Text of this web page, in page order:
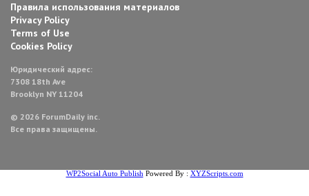
Правила использования материалов
Privacy Policy
Terms of Use
Cookies Policy
Юридический адрес:
7308 18th Ave
Brooklyn NY 11204
© 2026 ForumDaily inc.
Все права защищены.
WP2Social Auto Publish Powered By : XYZScripts.com